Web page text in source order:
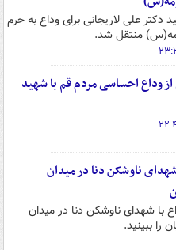
دکتر علی لاریجانی برای وداع به حرم
منتقل شد.
وداع احساسی مردم قم با شهید
ناوشکن دنا در میدان
با شهدای ناوشکن دنا در میدان
را ببینید.